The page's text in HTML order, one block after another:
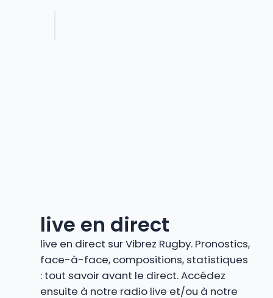
live en direct
live en direct sur Vibrez Rugby. Pronostics,
face-à-face, compositions, statistiques
: tout savoir avant le direct. Accédez
ensuite à notre radio live et/ou à notre